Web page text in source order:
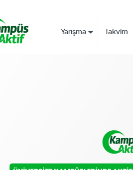
Yarışma Takvim